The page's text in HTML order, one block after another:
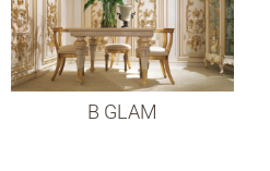
B GLAM